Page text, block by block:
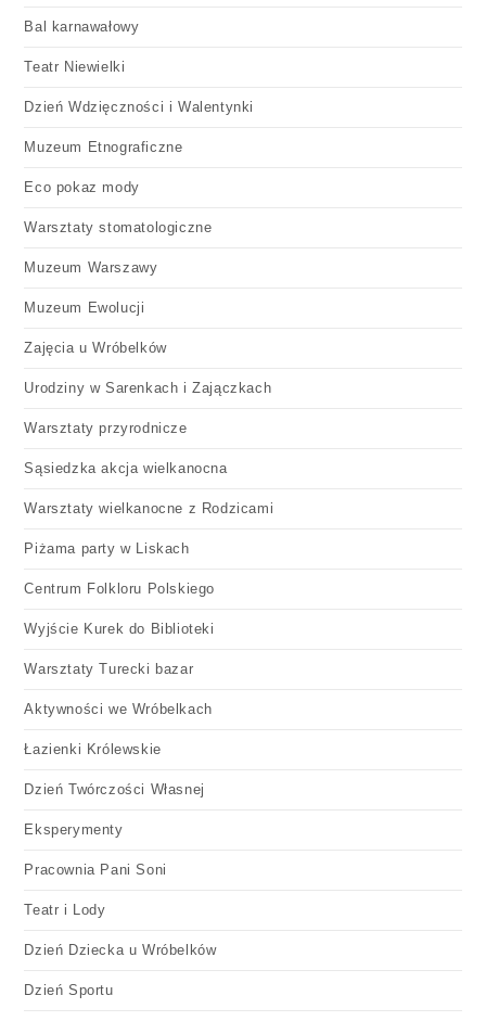
Bal karnawałowy
Teatr Niewielki
Dzień Wdzięczności i Walentynki
Muzeum Etnograficzne
Eco pokaz mody
Warsztaty stomatologiczne
Muzeum Warszawy
Muzeum Ewolucji
Zajęcia u Wróbelków
Urodziny w Sarenkach i Zajączkach
Warsztaty przyrodnicze
Sąsiedzka akcja wielkanocna
Warsztaty wielkanocne z Rodzicami
Piżama party w Liskach
Centrum Folkloru Polskiego
Wyjście Kurek do Biblioteki
Warsztaty Turecki bazar
Aktywności we Wróbelkach
Łazienki Królewskie
Dzień Twórczości Własnej
Eksperymenty
Pracownia Pani Soni
Teatr i Lody
Dzień Dziecka u Wróbelków
Dzień Sportu